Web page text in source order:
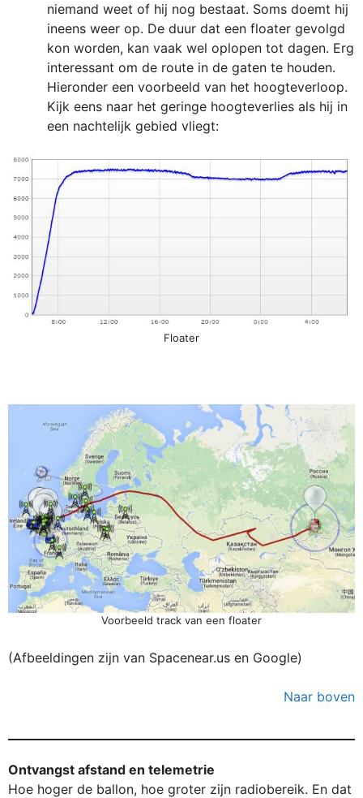
niemand weet of hij nog bestaat. Soms doemt hij
ineens weer op. De duur dat een floater gevolgd
kon worden, kan vaak wel oplopen tot dagen. Erg
interessant om de route in de gaten te houden.
Hieronder een voorbeeld van het hoogteverloop.
Kijk eens naar het geringe hoogteverlies als hij in
een nachtelijk gebied vliegt:
Floater
Voorbeeld track van een floater
(Afbeeldingen zijn van Spacenear.us en Google)
Naar boven
Ontvangst afstand en telemetrie
Hoe hoger de ballon, hoe groter zijn radiobereik. En dat